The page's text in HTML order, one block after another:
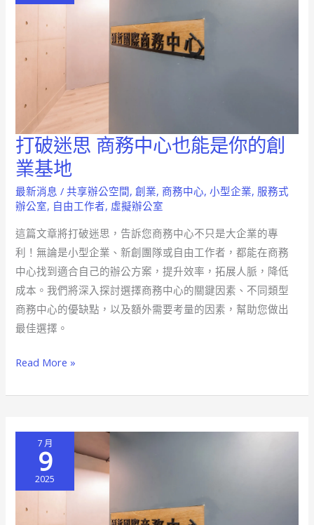
打破迷思 商務中心也能是你的創
業基地
最新消息 /共享辦公空間,創業, 商務中心,小型企業, 服務式
辦公室, 自由工作者, 虛擬辦公室
這篇文章將打破迷思，告訴您商務中心不只是大企業的專
利！無論是小型企業、新創團隊或自由工作者，都能在商務
中心找到適合自己的辦公方案，提升效率，拓展人脈，降低
成本。我們將深入探討選擇商務中心的關鍵因素、不同類型
商務中心的優缺點，以及額外需要考量的因素，幫助您做出
最佳選擇。
打
破
迷
思
務
中
心
也
能
是
的
Read More »
7 月
9
2025